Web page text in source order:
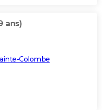
ans)
Colombe